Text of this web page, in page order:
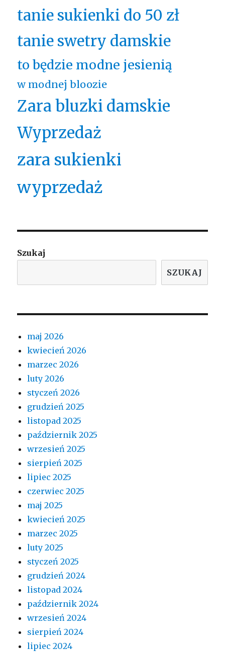
tanie sukienki do 50 zł
tanie swetry damskie
to będzie modne jesienią
w modnej bloozie
Zara bluzki damskie
Wyprzedaż
zara sukienki
wyprzedaż
Szukaj
SZUKAJ
maj 2026
kwiecień 2026
marzec 2026
luty 2026
styczeń 2026
grudzień 2025
listopad 2025
październik 2025
wrzesień 2025
sierpień 2025
lipiec 2025
czerwiec 2025
maj 2025
kwiecień 2025
marzec 2025
luty 2025
styczeń 2025
grudzień 2024
listopad 2024
październik 2024
wrzesień 2024
sierpień 2024
lipiec 2024